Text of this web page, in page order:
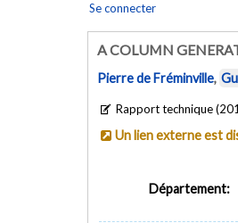
Se connecter
A COLUMN
Pierre de Fréminville,
Rapport technique
Un lien externe est
Département: